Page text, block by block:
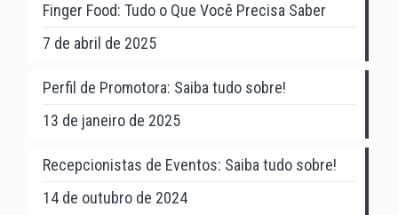
Finger Food: Tudo o Que Você Precisa Saber
7 de abril de 2025
Perfil de Promotora: Saiba tudo sobre!
13 de janeiro de 2025
Recepcionistas de Eventos: Saiba tudo sobre!
14 de outubro de 2024